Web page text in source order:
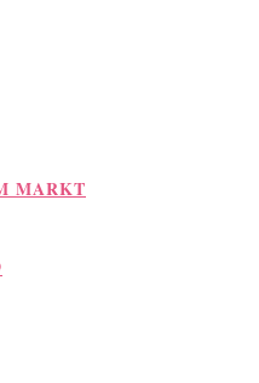
MARKT